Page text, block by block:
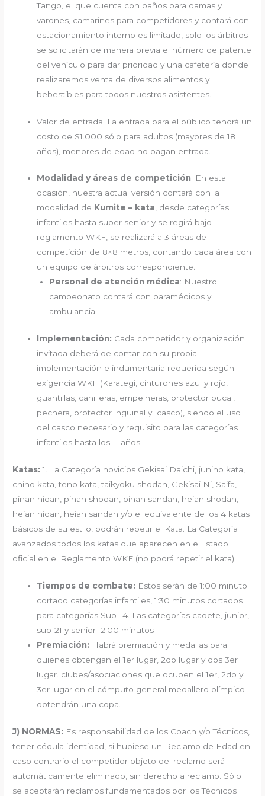
Tango, el que cuenta con baños para damas y
varones, camarines para competidores y contará con
estacionamiento interno es limitado, solo los árbitros
se solicitarán de manera previa el número de patente
del vehículo para dar prioridad y una cafetería donde
realizaremos venta de diversos alimentos y
bebestibles para todos nuestros asistentes.
Valor de entrada: La entrada para el público tendrá un
costo de $1.000 sólo para adultos (mayores de 18
años), menores de edad no pagan entrada.
Modalidad y áreas de competición: En esta
ocasión, nuestra actual versión contará con la
modalidad de Kumite – kata, desde categorías
infantiles hasta super senior y se regirá bajo
reglamento WKF, se realizará a 3 áreas de
competición de 8×8 metros, contando cada área con
un equipo de árbitros correspondiente.
Personal de atención médica: Nuestro
campeonato contará con paramédicos y
ambulancia.
Implementación: Cada competidor y organización
invitada deberá de contar con su propia
implementación e indumentaria requerida según
exigencia WKF (Karategi, cinturones azul y rojo,
guantillas, canilleras, empeineras, protector bucal,
pechera, protector inguinal y casco), siendo el uso
del casco necesario y requisito para las categorías
infantiles hasta los 11 años.
Katas:1. La Categoría novicios Gekisai Daichi, junino kata,
chino kata, teno kata, taikyoku shodan, Gekisai Ni, Saifa,
pinan nidan, pinan shodan, pinan sandan, heian shodan,
heian nidan, heian sandan y/o el equivalente de los 4 katas
básicos de su estilo, podrán repetir el Kata. La Categoría
avanzados todos los katas que aparecen en el listado
oficial en el Reglamento WKF (no podrá repetir el kata).
Tiempos de combate: Estos serán de 1:00 minuto
cortado categorías infantiles, 1:30 minutos cortados
para categorías Sub-14. Las categorías cadete, junior,
sub-21 y senior 2:00 minutos
Premiación: Habrá premiación y medallas para
quienes obtengan el 1er lugar, 2do lugar y dos 3er
lugar. clubes/asociaciones que ocupen el 1er, 2do y
3er lugar en el cómputo general medallero olímpico
obtendrán una copa.
J) NORMAS: Es responsabilidad de los Coach y/o Técnicos,
tener cédula identidad, si hubiese un Reclamo de Edad en
caso contrario el competidor objeto del reclamo será
automáticamente eliminado, sin derecho a reclamo. Sólo
se aceptarán reclamos fundamentados por los Técnicos